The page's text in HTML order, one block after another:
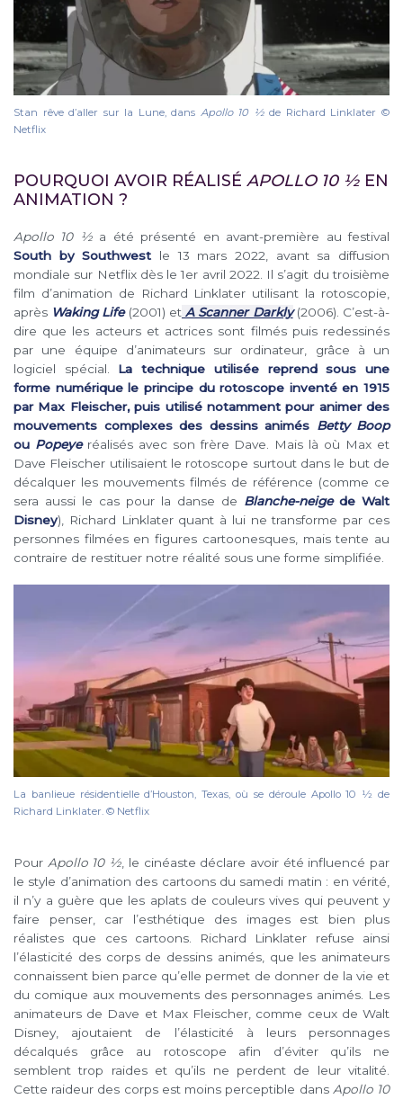
Stan rêve d’aller sur la Lune, dans Apollo 10 1⁄2de Richard Linklater ©
Netflix
POURQUOI AVOIR RÉALISÉ APOLLO 10 ½ EN
ANIMATION ?
Apollo 10 ½a été présenté en avant-première au festival
South by Southwest le 13 mars 2022, avant sa diffusion
mondiale sur Netflix dès le 1er avril 2022. Il s’agit du troisième
film d’animation de Richard Linklater utilisant la rotoscopie,
après Waking Life(2001) etA Scanner Darkly(2006). C’est-à-
dire que les acteurs et actrices sont filmés puis redessinés
par une équipe d’animateurs sur ordinateur, grâce à un
logiciel spécial. La technique utilisée reprend sous une
forme numérique le principe du rotoscope inventé en 1915
par Max Fleischer, puis utilisé notamment pour animer des
mouvements complexes des dessins animés Betty Boop
ou Popeye réalisés avec son frère Dave. Mais là où Max et
Dave Fleischer utilisaient le rotoscope surtout dans le but de
décalquer les mouvements filmés de référence (comme ce
sera aussi le cas pour la danse de Blanche-neigede Walt
Disney), Richard Linklater quant à lui ne transforme par ces
personnes filmées en figures cartoonesques, mais tente au
contraire de restituer notre réalité sous une forme simplifiée.
La banlieue résidentielle d’Houston, Texas, où se déroule Apollo 10 1⁄2 de
Richard Linklater. © Netflix
Pour Apollo 10 ½ , le cinéaste déclare avoir été influencé par
le style d’animation des cartoons du samedi matin : en vérité,
il n’y a guère que les aplats de couleurs vives qui peuvent y
faire penser, car l’esthétique des images est bien plus
réalistes que ces cartoons. Richard Linklater refuse ainsi
l’élasticité des corps de dessins animés, que les animateurs
connaissent bien parce qu’elle permet de donner de la vie et
du comique aux mouvements des personnages animés. Les
animateurs de Dave et Max Fleischer, comme ceux de Walt
Disney, ajoutaient de l’élasticité à leurs personnages
décalqués grâce au rotoscope afin d’éviter qu’ils ne
semblent trop raides et qu’ils ne perdent de leur vitalité.
Cette raideur des corps est moins perceptible dans Apollo 10